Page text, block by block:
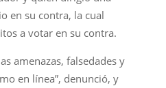
en su contra, la cual
a votar en su contra.
amenazas, falsedades y
en línea”, denunció, y